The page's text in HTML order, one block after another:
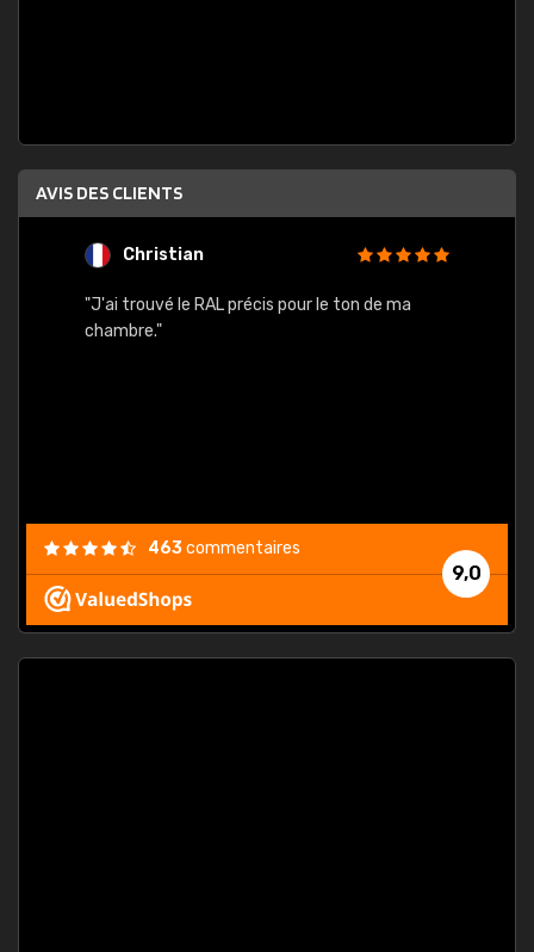
AVIS DES CLIENTS
Christian
"J'ai trouvé le RAL précis pour le ton de ma
chambre."
9,0
463commentaires